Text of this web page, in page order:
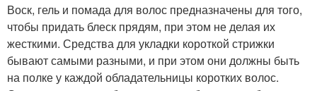
Воск, гель и помада для волос предназначены для того,
чтобы придать блеск прядям, при этом не делая их
жесткими. Средства для укладки короткой стрижки
бывают самыми разными, и при этом они должны быть
на полке у каждой обладательницы коротких волос.